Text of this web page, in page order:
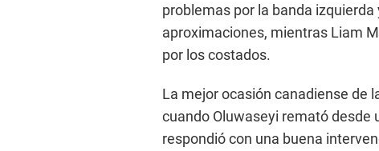
problemas por la banda
aproximaciones, mientras Liam
por los costados.
La mejor ocasión canadiense de
cuando Oluwaseyi remató desde
respondió con una buena